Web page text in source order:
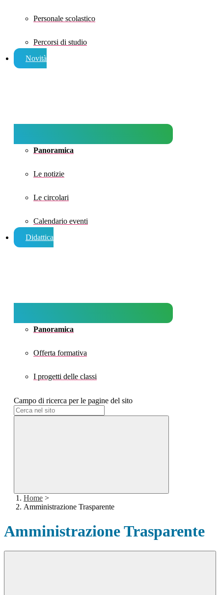
Personale scolastico
Percorsi di studio
Novità
Panoramica
Le notizie
Le circolari
Calendario eventi
Didattica
Panoramica
Offerta formativa
I progetti delle classi
Campo di ricerca per le pagine del sito
Home >
Amministrazione Trasparente
Amministrazione Trasparente